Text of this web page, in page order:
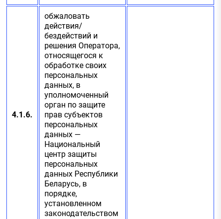
4.1.6.
обжаловать
действия/
бездействий и
решения Оператора,
относящегося к
обработке своих
персональных
данных, в
уполномоченный
орган по защите
прав субъектов
персональных
данных —
Национальный
центр защиты
персональных
данных Республики
Беларусь, в
порядке,
установленном
законодательством